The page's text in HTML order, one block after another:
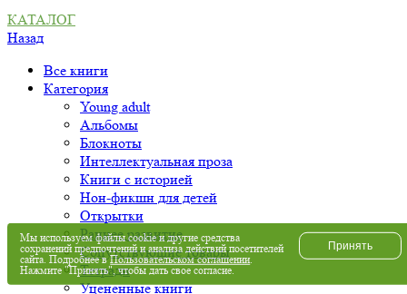
КАТАЛОГ
Назад
Все книги
Категория
Young adult
Альбомы
Блокноты
Интеллектуальная проза
Книги с историей
Нон-фикшн для детей
Открытки
Раннее развитие
Сопутствующие товары
Тетради
Уцененные книги
Мы используем файлы cookie и другие средства
сохранений предпочтений и анализа действий посетителей
сайта. Подробнее вПользовательском соглашении.
Нажмите "Принять", чтобы дать свое согласие.
Принять